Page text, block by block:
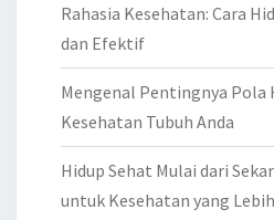
Rahasia Kesehatan: Cara
dan Efektif
Mengenal Pentingnya Pola
Kesehatan Tubuh Anda
Hidup Sehat Mulai dari
untuk Kesehatan yang